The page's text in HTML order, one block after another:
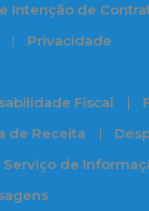
Intenção de
Privacidade
Fiscal
de Receita
Serviço de